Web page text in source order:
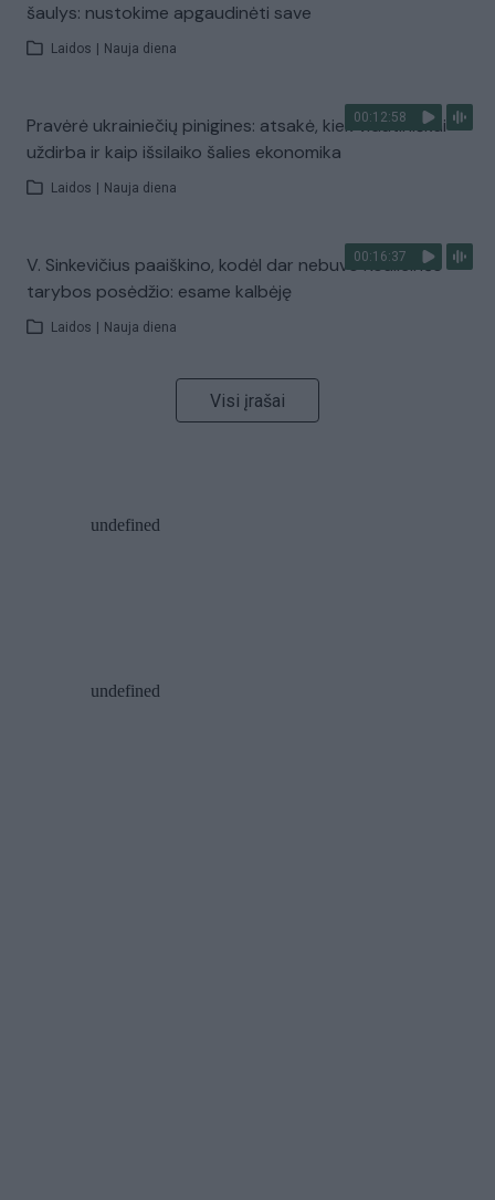
šaulys: nustokime apgaudinėti save
Laidos Nauja diena
00:12:58
Pravėrė ukrainiečių pinigines: atsakė, kiek vidutiniškai
uždirba ir kaip išsilaiko šalies ekonomika
Laidos Nauja diena
00:16:37
V. Sinkevičius paaiškino, kodėl dar nebuvo Koalicinės
tarybos posėdžio: esame kalbėję
Laidos Nauja diena
Visi įrašai